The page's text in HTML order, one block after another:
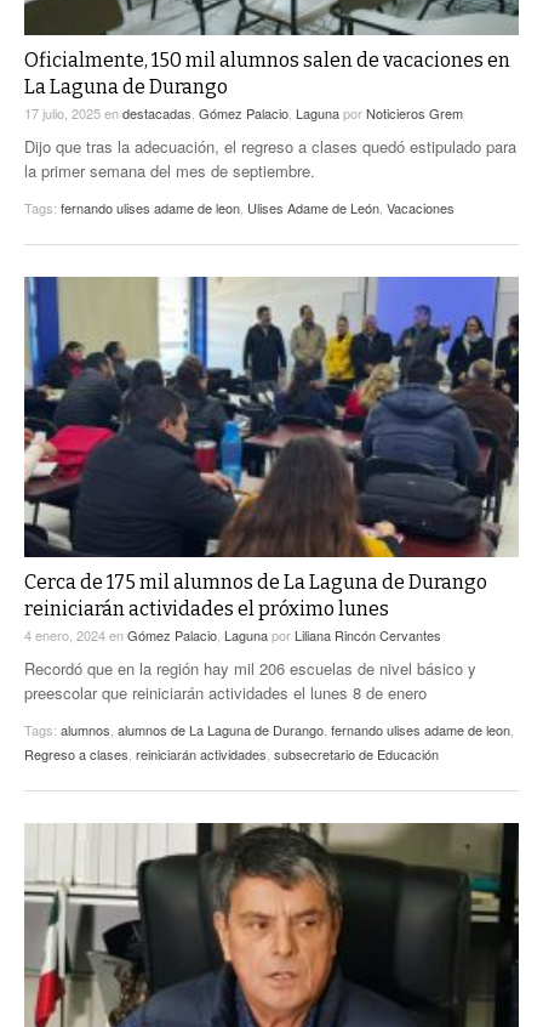
Oficialmente, 150 mil alumnos salen de vacaciones en
La Laguna de Durango
17 julio, 2025endestacadas Gómez Palacio LagunaporNoticieros Grem
Dijo que tras la adecuación, el regreso a clases quedó estipulado para
la primer semana del mes de septiembre.
Tags: fernando ulises adame de leon Ulises Adame de León Vacaciones
Cerca de 175 mil alumnos de La Laguna de Durango
reiniciarán actividades el próximo lunes
4 enero, 2024enGómez Palacio Lagunapor Liliana Rincón Cervantes
Recordó que en la región hay mil 206 escuelas de nivel básico y
preescolar que reiniciarán actividades el lunes 8 de enero
Tags: alumnos alumnos de La Laguna de Durango fernando ulises adame de leon
Regreso a clases reiniciarán actividades subsecretario de Educación